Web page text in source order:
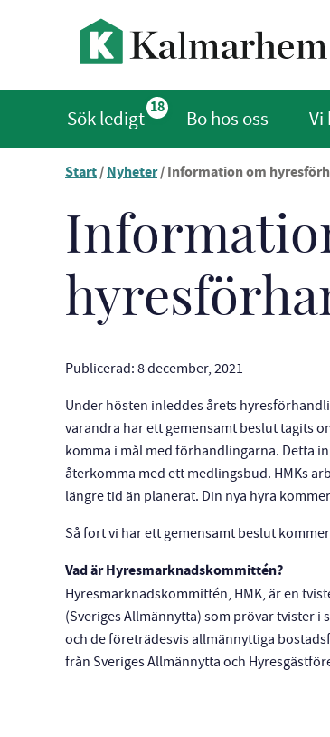
18
Sök ledigt Bo hos oss Vi
Start/Nyheter/Information om
Publicerad: 8 december, 2021
Under hösten inleddes årets
varandra har ett gemensamt beslut tagits
komma i mål med förhandlingarna. Detta
återkomma med ett medlingsbud. HMKs
längre tid än planerat. Din nya hyra
Så fort vi har ett gemensamt beslut
Vad är Hyresmarknadskommittén?
Hyresmarknadskommittén, HMK, är en
(Sveriges Allmännytta) som prövar tvister
och de företrädesvis allmännyttiga
från Sveriges Allmännytta och